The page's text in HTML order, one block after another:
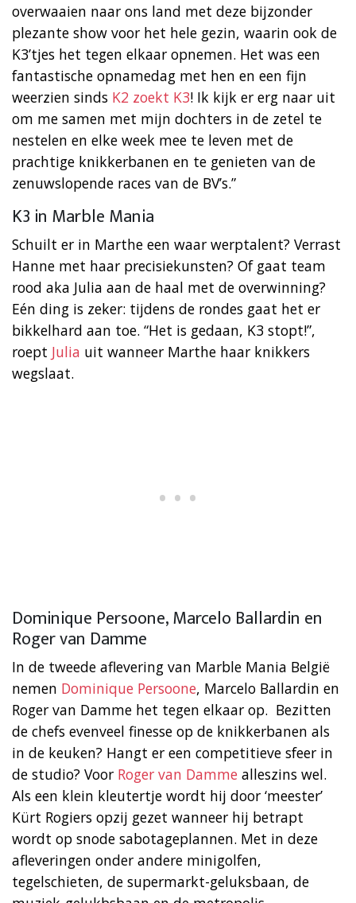
overwaaien naar ons land met deze bijzonder
plezante show voor het hele gezin, waarin ook de
K3’tjes het tegen elkaar opnemen. Het was een
fantastische opnamedag met hen en een fijn
weerzien sinds K2 zoekt K3! Ik kijk er erg naar uit
om me samen met mijn dochters in de zetel te
nestelen en elke week mee te leven met de
prachtige knikkerbanen en te genieten van de
zenuwslopende races van de BV’s.”
K3 in Marble Mania
Schuilt er in Marthe een waar werptalent? Verrast
Hanne met haar precisiekunsten? Of gaat team
rood aka Julia aan de haal met de overwinning?
Eén ding is zeker: tijdens de rondes gaat het er
bikkelhard aan toe. “Het is gedaan, K3 stopt!”,
roept Julia uit wanneer Marthe haar knikkers
wegslaat.
Dominique Persoone, Marcelo Ballardin en
Roger van Damme
In de tweede aflevering van Marble Mania België
nemen Dominique Persoone, Marcelo Ballardin en
Roger van Damme het tegen elkaar op. Bezitten
de chefs evenveel finesse op de knikkerbanen als
in de keuken? Hangt er een competitieve sfeer in
de studio? Voor Roger van Damme alleszins wel.
Als een klein kleutertje wordt hij door ‘meester’
Kürt Rogiers opzij gezet wanneer hij betrapt
wordt op snode sabotageplannen. Met in deze
afleveringen onder andere minigolfen,
tegelschieten, de supermarkt-geluksbaan, de